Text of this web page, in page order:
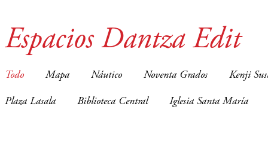
Espacios Dantza Edit
Todo Mapa Náutico Noventa Grados Kenji
Plaza Lasala Biblioteca Central Iglesia Santa María